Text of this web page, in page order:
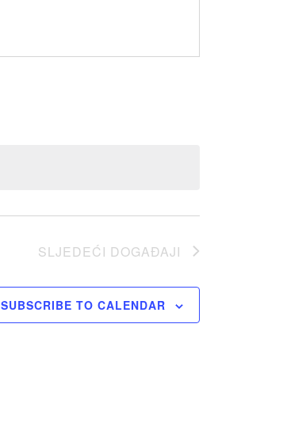
SLJEDEĆI DOGAĐAJI
SUBSCRIBE TO CALENDAR